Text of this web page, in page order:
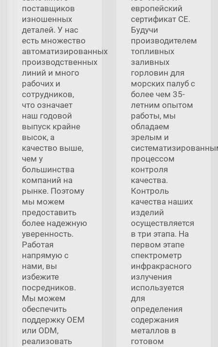
поставщиков
изношенных
деталей. У нас
есть множество
автоматизированных
производственных
линий и много
рабочих и
сотрудников,
что означает
наш годовой
выпуск крайне
высок, а
качество выше,
чем у
большинства
компаний на
рынке. Поэтому
мы можем
предоставить
более надежную
уверенность.
Работая
напрямую с
нами, вы
избежите
посредников.
Мы можем
обеспечить
поддержку OEM
или ODM,
реализовать
европейский
сертификат CE.
Будучи
производителем
топливных
заливных
горловин для
морских палуб с
более чем 35-
летним опытом
работы, мы
обладаем
зрелым и
процессом
контроля
качества.
Контроль
качества наших
изделий
осуществляется
в три этапа. На
первом этапе
спектрометр
инфракрасного
излучения
используется
для
определения
содержания
металлов в
готовом